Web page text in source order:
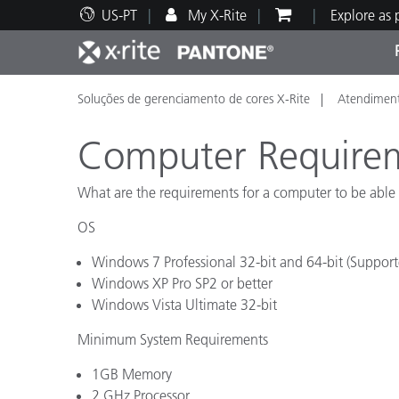
US-PT My X-Rite Explore as
Principais produtos
Impressão e Embalagem
Automotiva Têxtil
Suporte Técnico
Recursos Educacionais
Soluções de gerenciamento de cores X-Rite
Computer
What are the requirements for a computer to be
OS
Windows 7 Professional 32-bit and 64-bit
Windows XP Pro SP2 or better
Windows Vista Ultimate 32-bit
Minimum System Requirements
1GB Memory
2 GHz Processor